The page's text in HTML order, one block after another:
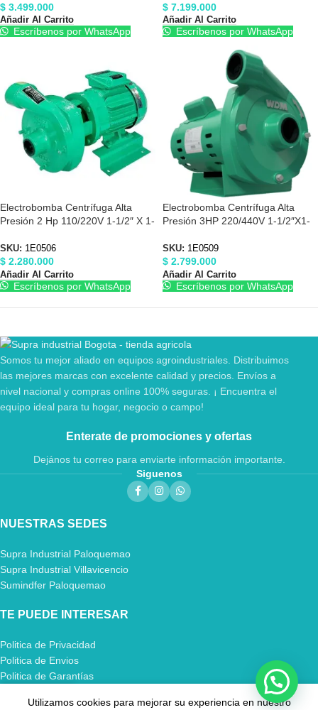
$ 3.499.000
Añadir Al Carrito
Escríbenos por WhatsApp
$ 7.199.000
Añadir Al Carrito
Escríbenos por WhatsApp
Electrobomba Centrífuga Alta
Presión 2 Hp 110/220V 1-1/2″ X 1-
SKU: 1E0506
$ 2.280.000
Añadir Al Carrito
Escríbenos por WhatsApp
Electrobomba Centrífuga Alta
Presión 3HP 220/440V 1-1/2″X1-
SKU: 1E0509
$ 2.799.000
Añadir Al Carrito
Escríbenos por WhatsApp
Somos tu mejor aliado en equipos agroindustriales. Distribuimos
las mejores marcas con excelente calidad y precios. Envíos a
nivel nacional y compras online 100% seguras. ¡ Encuentra el
equipo ideal para tu hogar, negocio o campo!
Enterate de promociones y ofertas
Dejános tu correo para enviarte información importante.
Siguenos
NUESTRAS SEDES
Supra Industrial Paloquemao
Supra Industrial Villavicencio
Sumindfer Paloquemao
TE PUEDE INTERESAR
Politica de Privacidad
Politica de Envios
Politica de Garantías
Utilizamos cookies para mejorar su experiencia en nuestro